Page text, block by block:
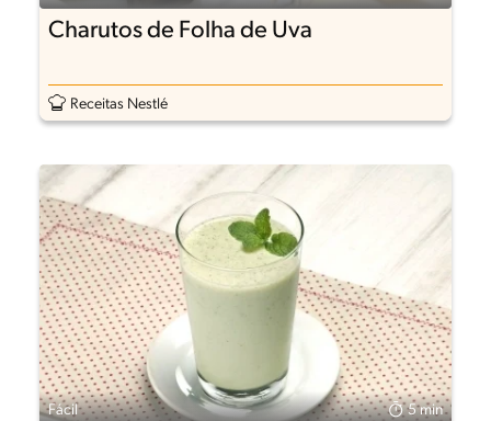
Charutos de Folha de Uva
Receitas Nestlé
Fácil 5 min